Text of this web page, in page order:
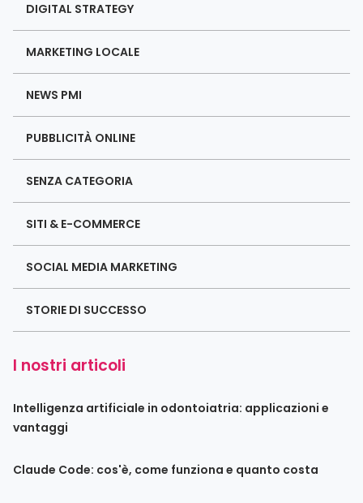
DIGITAL STRATEGY
MARKETING LOCALE
NEWS PMI
PUBBLICITÀ ONLINE
SENZA CATEGORIA
SITI & E-COMMERCE
SOCIAL MEDIA MARKETING
STORIE DI SUCCESSO
I nostri articoli
Intelligenza artificiale in odontoiatria: applicazioni e
vantaggi
Claude Code: cos'è, come funziona e quanto costa